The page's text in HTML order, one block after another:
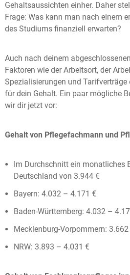
Gehaltsaussichten einher. Daher
Frage: Was kann man nach einem
des Studiums finanziell erwarten?
Auch nach deinem
Faktoren wie der Arbeitsort, der
Spezialisierungen und Tarifverträge
für dein Gehalt. Ein paar mögliche
wir dir jetzt vor:
Gehalt von Pflegefachmann und
Im Durchschnitt ein monatliches
Deutschland von 3.944 €
Bayern: 4.032 – 4.171 €
Baden-Württemberg: 4.032 –
Mecklenburg-Vorpommern: 3.662
NRW: 3.893 – 4.031 €